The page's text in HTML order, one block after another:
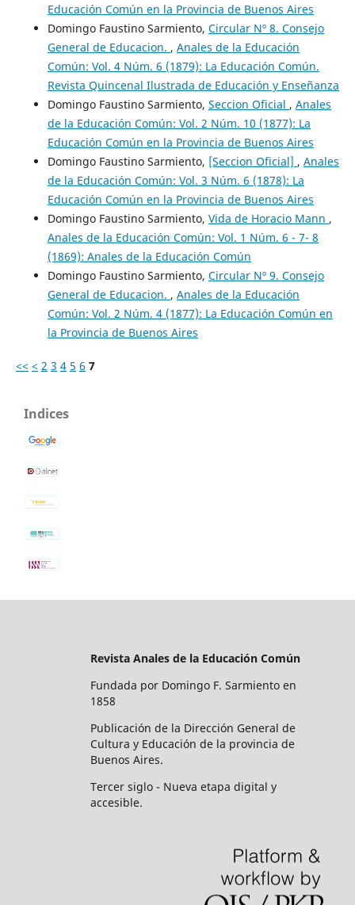
Educación Común en la Provincia de Buenos Aires
Domingo Faustino Sarmiento, Circular Nº 8. Consejo
General de Educacion. , Anales de la Educación
Común: Vol. 4 Núm. 6 (1879): La Educación Común.
Revista Quincenal Ilustrada de Educación y Enseñanza
Domingo Faustino Sarmiento, Seccion Oficial , Anales
de la Educación Común: Vol. 2 Núm. 10 (1877): La
Educación Común en la Provincia de Buenos Aires
Domingo Faustino Sarmiento, [Seccion Oficial] , Anales
de la Educación Común: Vol. 3 Núm. 6 (1878): La
Educación Común en la Provincia de Buenos Aires
Domingo Faustino Sarmiento, Vida de Horacio Mann ,
Anales de la Educación Común: Vol. 1 Núm. 6 - 7- 8
(1869): Anales de la Educación Común
Domingo Faustino Sarmiento, Circular Nº 9. Consejo
General de Educacion. , Anales de la Educación
Común: Vol. 2 Núm. 4 (1877): La Educación Común en
la Provincia de Buenos Aires
<< < 2 3 4 5 6 7
Indices
Revista Anales de la Educación Común
Fundada por Domingo F. Sarmiento en
1858
Publicación de la Dirección General de
Cultura y Educación de la provincia de
Buenos Aires.
Tercer siglo - Nueva etapa digital y
accesible.